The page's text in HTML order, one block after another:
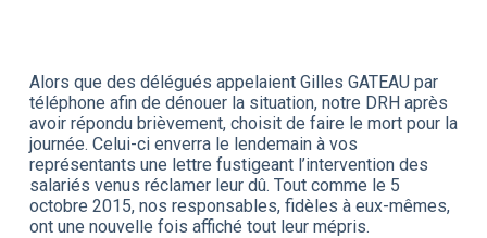
Alors que des délégués appelaient Gilles GATEAU par
téléphone afin de dénouer la situation, notre DRH après
avoir répondu brièvement, choisit de faire le mort pour la
journée. Celui-ci enverra le lendemain à vos
représentants une lettre fustigeant l’intervention des
salariés venus réclamer leur dû. Tout comme le 5
octobre 2015, nos responsables, fidèles à eux-mêmes,
ont une nouvelle fois affiché tout leur mépris.